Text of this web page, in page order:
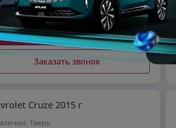
300 ₽*
Хочу скидку
Заказать звонок
Cruze 2015 г
Тверь